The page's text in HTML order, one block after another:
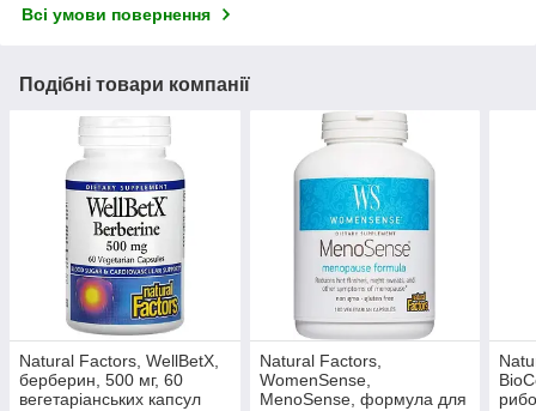
Всі умови повернення
Подібні товари компанії
Natural Factors, WellBetX,
берберин, 500 мг, 60
вегетаріанських капсул
Natural Factors,
WomenSense,
MenoSense, формула для